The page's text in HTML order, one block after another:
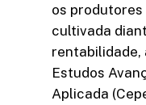
os
cultivada
rentabilidade,
Estudos
Aplicada